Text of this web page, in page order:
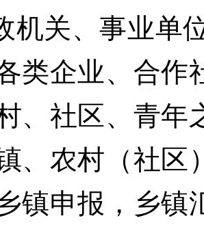
机关、事业单
类企业、合作
、社区、青年
、农村（社区
镇申报，乡镇